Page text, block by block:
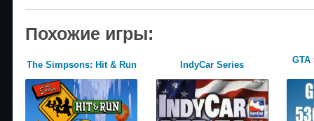
Похожие игры:
The Simpsons: Hit & Run IndyCar Series GTA